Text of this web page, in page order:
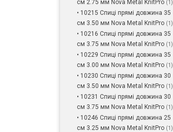
см 2.75 мм Nova Metal KnitPro (1)
• 10215 Спиці прямі довжина 35
см 3.50 мм Nova Metal KnitPro (1)
• 10216 Спиці прямі довжина 35
см 3.75 мм Nova Metal KnitPro (1)
• 10229 Спиці прямі довжина 35
см 3.00 мм Nova Metal KnitPro (1)
• 10230 Спиці прямі довжина 30
см 3.50 мм Nova Metal KnitPro (1)
• 10231 Спиці прямі довжина 30
см 3.75 мм Nova Metal KnitPro (1)
• 10246 Спиці прямі довжина 25
см 3.25 мм Nova Metal KnitPro (1)